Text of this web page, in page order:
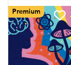
Premium